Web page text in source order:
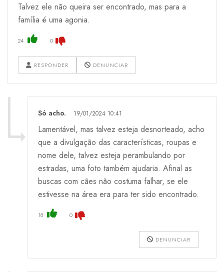
Talvez ele não queira ser encontrado, mas para a
família é uma agonia.
24 0
RESPONDER DENUNCIAR
Só acho. 19/01/2024 10:41
Lamentável, mas talvez esteja desnorteado, acho
que a divulgação das características, roupas e
nome dele, talvez esteja perambulando por
estradas, uma foto também ajudaria. Afinal as
buscas com cães não costuma falhar, se ele
estivesse na área era para ter sido encontrado.
18 0
DENUNCIAR